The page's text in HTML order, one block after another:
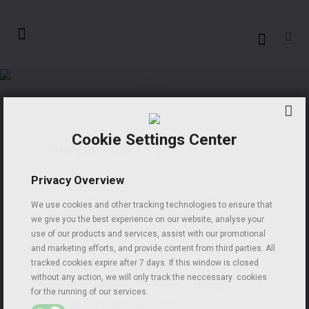
SUPERMARKETS 2025
€640,00
Ο ανταγωνισμός στον κλάδο των
supermarkets είναι ιδιαίτερα έντονος,
καθώς απαρτίζεται από μεγάλο
αριθμό επιχειρήσεων οι οποίες
εκμεταλλεύονται πλήθος
καταστημάτων. Ωστόσο, ο βαθμός
συγκέντρωσης ενισχύεται τα
Cookie Settings Center
Privacy Overview
We use cookies and other tracking technologies to ensure that
we give you the best experience on our website, analyse your
use of our products and services, assist with our promotional
and marketing efforts, and provide content from third parties. All
tracked cookies expire after 7 days. If this window is closed
without any action, we will only track the neccessary cookies
for the running of our services.